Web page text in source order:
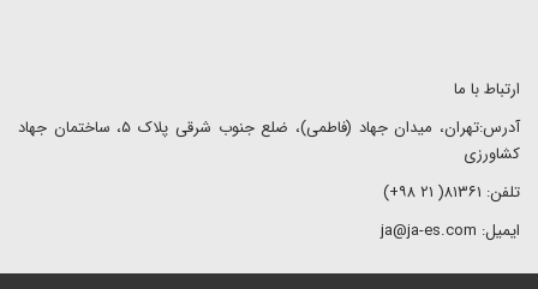
ارتباط با ما
آدرس:تهران، میدان جهاد (فاطمی)، ضلع جنوب شرقی پلاک ۵، ساختمان جهاد
کشاورزی
تلفن: ۸۱۳۶۱( ۲۱ ۹۸+)
ایمیل: ja@ja-es.com